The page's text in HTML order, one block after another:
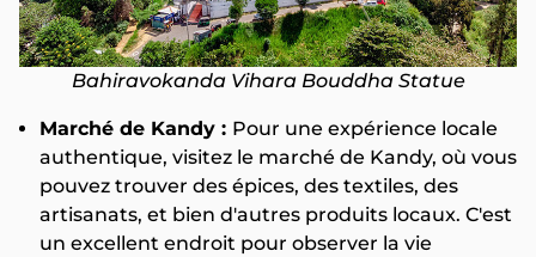
Bahiravokanda Vihara Bouddha Statue
Marché de Kandy : Pour une expérience locale
authentique, visitez le marché de Kandy, où vous
pouvez trouver des épices, des textiles, des
artisanats, et bien d'autres produits locaux. C'est
un excellent endroit pour observer la vie